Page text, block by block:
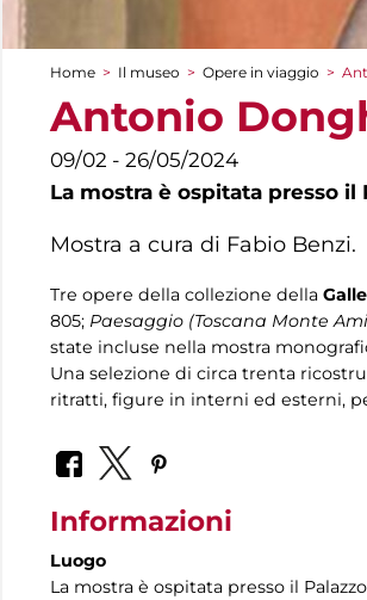
Tu sei qui
Home > Il museo > Opere in viaggio >
Antonio
09/02 - 26/05/2024
La mostra è ospitata presso il
Mostra a cura di Fabio Benzi.
Tre opere della collezione della
805; Paesaggio (Toscana Monte
state incluse nella mostra
Una selezione di circa trenta
ritratti, figure in interni ed esterni,
Informazioni
Luogo
La mostra è ospitata presso il